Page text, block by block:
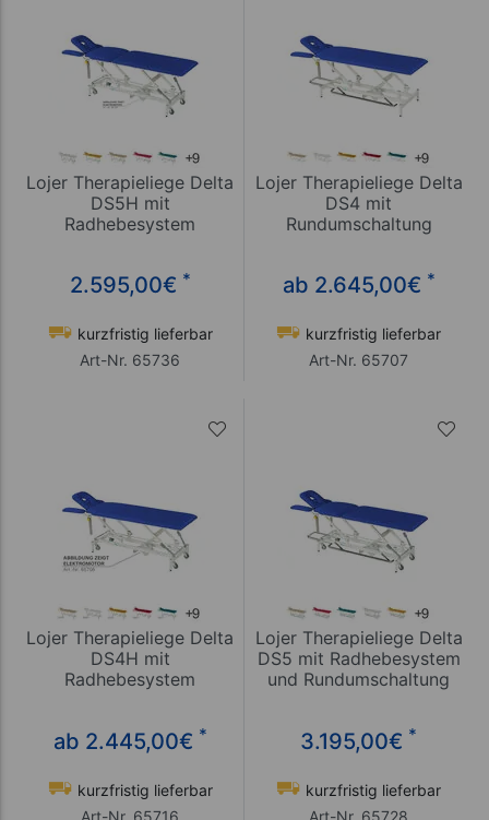
Lojer Therapieliege Delta
DS5H mit
Radhebesystem
2.595,00€ *
kurzfristig lieferbar
Art-Nr. 65736
Lojer Therapieliege Delta
DS4 mit
Rundumschaltung
ab 2.645,00€ *
kurzfristig lieferbar
Art-Nr. 65707
Lojer Therapieliege Delta
DS4H mit
Radhebesystem
ab 2.445,00€ *
kurzfristig lieferbar
Art-Nr. 65716
Lojer Therapieliege Delta
DS5 mit Radhebesystem
und Rundumschaltung
3.195,00€ *
kurzfristig lieferbar
Art-Nr. 65728